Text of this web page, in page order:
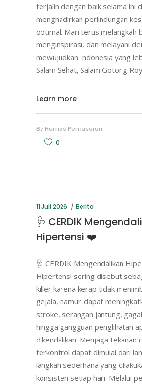
terjalin dengan baik selama ini
menghadirkan perlindungan
optimal. Mari terus melangkah
menginspirasi, dan melayani
mewujudkan Indonesia yang
Salam Sehat, Salam Gotong
Learn more
By Humas Pemasaran
0
11 Juli 2026 Berita
🩺 CERDIK
Hipertensi ❤️
🩺 CERDIK Mengendalikan
Hipertensi sering disebut
killer karena kerap tidak
gejala, namun dapat
stroke, serangan jantung,
hingga gangguan penglihatan
dikendalikan. Menjaga tekanan
terkontrol dapat dimulai dari
langkah sederhana yang
konsisten setiap hari. Melalui